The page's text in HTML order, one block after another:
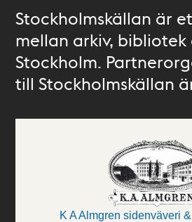
Stockholmskällan är
mellan arkiv, bibliotek
Stockholm.
till Stockholmskällan
K A Almgren sidenväveri